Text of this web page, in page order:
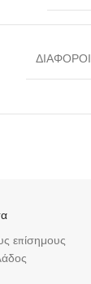
ΔΙΑΦΟΡΟΙ
επίσημους